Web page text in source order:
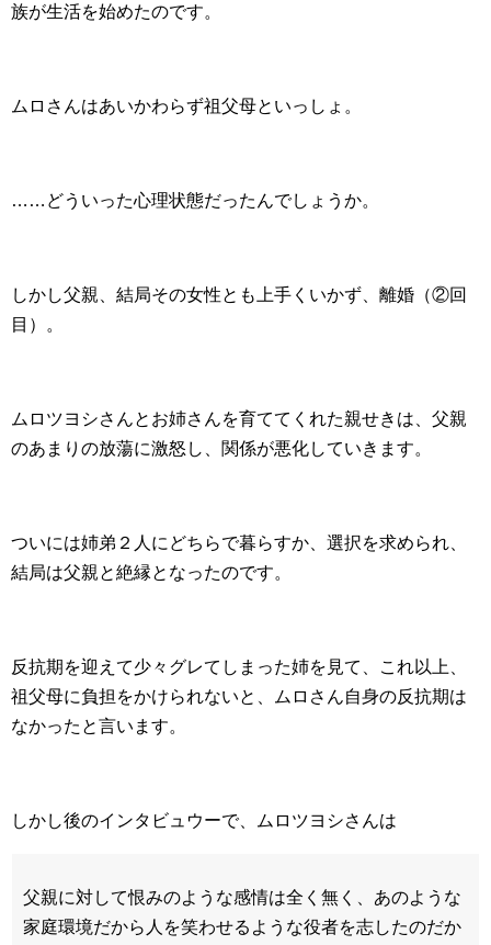
族が生活を始めたのです。
ムロさんはあいかわらず祖父母といっしょ。
……どういった心理状態だったんでしょうか。
しかし父親、結局その女性とも上手くいかず、離婚（②回
目）。
ムロツヨシさんとお姉さんを育ててくれた親せきは、父親
のあまりの放蕩に激怒し、関係が悪化していきます。
ついには姉弟２人にどちらで暮らすか、選択を求められ、
結局は父親と絶縁となったのです。
反抗期を迎えて少々グレてしまった姉を見て、これ以上、
祖父母に負担をかけられないと、ムロさん自身の反抗期は
なかったと言います。
しかし後のインタビュウーで、ムロツヨシさんは
父親に対して恨みのような感情は全く無く、あのような
家庭環境だから人を笑わせるような役者を志したのだか